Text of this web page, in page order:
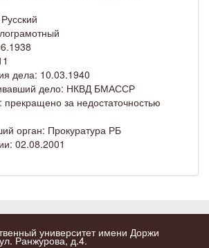
дела: 10.03.1940
дело: НКВД БМАССР
за недостаточностью
орган: Прокуратура РБ
02.08.2001
университет имени Доржи
Ранжурова, д.4.